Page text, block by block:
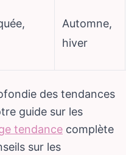
Automne,
hiver
des tendances
guide sur les
tendance complète
sur les